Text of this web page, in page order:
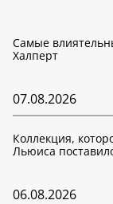
Самые
Халперт
07.08.2026
Коллекция,
Льюиса
06.08.2026